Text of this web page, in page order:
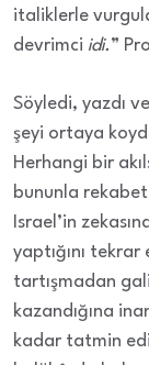
italiklerle
devrimci idi.”
Söyledi, yazdı
şeyi ortaya
Herhangi bir
bununla
Israel’in
yaptığını
tartışmadan
kazandığına
kadar tatmin